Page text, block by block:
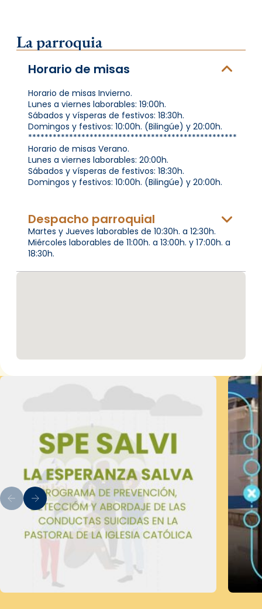
La parroquia
Horario de misas
Horario de misas Invierno.
Lunes a viernes laborables: 19:00h.
Sábados y vísperas de festivos: 18:30h.
Domingos y festivos: 10:00h. (Bilingúe) y 20:00h.
***************************************************
Horario de misas Verano.
Lunes a viernes laborables: 20:00h.
Sábados y vísperas de festivos: 18:30h.
Domingos y festivos: 10:00h. (Bilingúe) y 20:00h.
Despacho parroquial
Martes y Jueves laborables de 10:30h. a 12:30h.
Miércoles laborables de 11:00h. a 13:00h. y 17:00h. a
18:30h.